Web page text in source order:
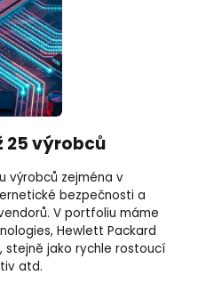
25 výrobců
výrobců zejména v
bezpečnosti a
V portfoliu máme
Hewlett Packard
stejně jako rychle rostoucí
atd.